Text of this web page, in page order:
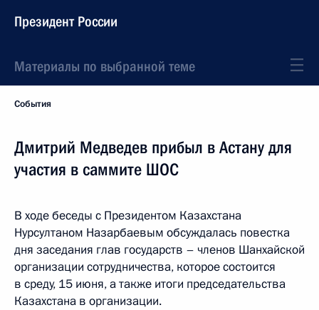
Президент России
Материалы по выбранной теме
События
Дмитрий Медведев прибыл в Астану для
участия в саммите ШОС
В ходе беседы с Президентом Казахстана
Нурсултаном Назарбаевым обсуждалась повестка
дня заседания глав государств – членов Шанхайской
организации сотрудничества, которое состоится
в среду, 15 июня, а также итоги председательства
Казахстана в организации.